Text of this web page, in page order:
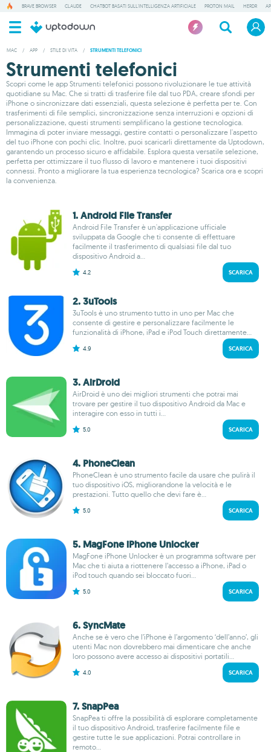
BRAVE BROWSER CLAUDE CHATBOT BASATI SULL'INTELLIGENZA ARTIFICIALE PROTON MAIL HERDR
MAC / APP / STILE DI VITA / STRUMENTI TELEFONICI
Strumenti telefonici
Scopri come le app Strumenti telefonici possono rivoluzionare le tue attività
quotidiane su Mac. Che si tratti di trasferire file dal tuo PDA, creare sfondi per
iPhone o sincronizzare dati essenziali, questa selezione è perfetta per te. Con
trasferimenti di file semplici, sincronizzazione senza interruzioni e opzioni di
personalizzazione, questi strumenti semplificano la gestione tecnologica.
Immagina di poter inviare messaggi, gestire contatti o personalizzare l'aspetto
del tuo iPhone con pochi clic. Inoltre, puoi scaricarli direttamente da Uptodown,
garantendo un processo sicuro e affidabile. Esplora questa versatile selezione,
perfetta per ottimizzare il tuo flusso di lavoro e mantenere i tuoi dispositivi
connessi. Pronto a migliorare la tua esperienza tecnologica? Scarica ora e scopri
la convenienza.
1. Android File Transfer
Android File Transfer è un'applicazione ufficiale
sviluppata da Google che ti consente di effettuare
facilmente il trasferimento di qualsiasi file dal tuo
dispositivo Android a...
4.2 SCARICA
2. 3uTools
3uTools è uno strumento tutto in uno per Mac che
consente di gestire e personalizzare facilmente le
funzionalità di iPhone, iPad e iPod Touch direttamente...
4.9 SCARICA
3. AirDroid
AirDroid è uno dei migliori strumenti che potrai mai
trovare per gestire il tuo dispositivo Android da Mac e
interagire con esso in tutti i...
5.0 SCARICA
4. PhoneClean
PhoneClean è uno strumento facile da usare che pulirà il
tuo dispositivo iOS, migliorandone la velocità e le
prestazioni. Tutto quello che devi fare è...
5.0 SCARICA
5. MagFone iPhone Unlocker
MagFone iPhone Unlocker è un programma software per
Mac che ti aiuta a riottenere l’accesso a iPhone, iPad o
iPod touch quando sei bloccato fuori...
5.0 SCARICA
6. SyncMate
Anche se è vero che l’iPhone è l’argomento ‘dell’anno’, gli
utenti Mac non dovrebbero mai dimenticare che anche
loro possono avere accesso ai dispositivi portatili...
4.0 SCARICA
7. SnapPea
SnapPea ti offre la possibilità di esplorare completamente
il tuo dispositivo Android, trasferire facilmente file e
gestire tutte le sue applicazioni. Potrai controllare in
remoto...